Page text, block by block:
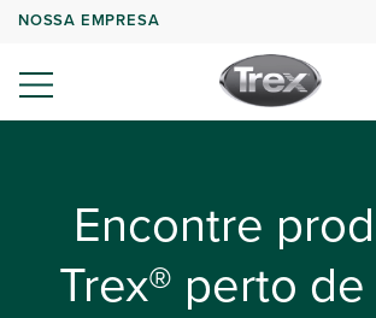
NOSSA EMPRESA
Encontre
Trex® perto